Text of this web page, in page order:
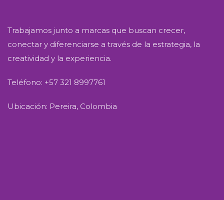
Trabajamos junto a marcas que buscan crecer,
conectar y diferenciarse a través de la estrategia, la
creatividad y la experiencia.
Teléfono: +57 321 8997761
Ubicación: Pereira, Colombia